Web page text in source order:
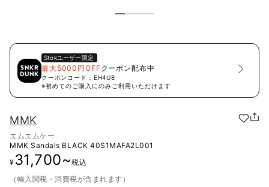
Stokユーザー限定
最大5000円OFFクーポン配布中
クーポンコード： EH4U8
※初めてのご購入にのみご利用いただけます
MMK
エムエムケー
MMK Sandals BLACK 40S1MAFA2L001
¥ 31,700~税込
（輸入関税・消費税が含まれます）